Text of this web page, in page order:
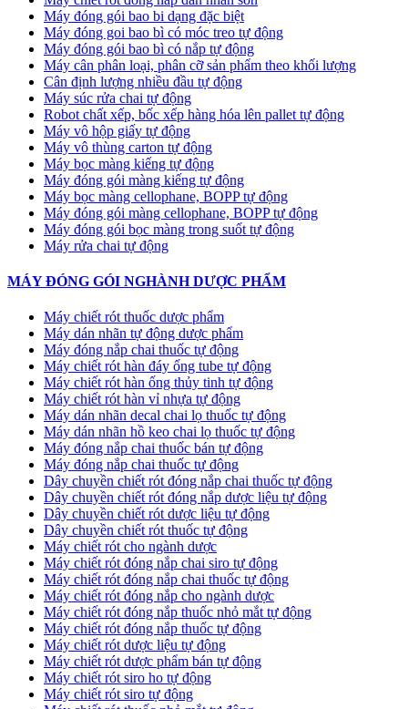
Máy đóng gói bao bi dạng đặc biệt
Máy đóng goi bao bì có móc treo tự động
Máy đóng gói bao bì có nắp tự động
Máy cân phân loại, phân cỡ sản phẩm theo khối lượng
Cân định lượng nhiều đầu tự động
Máy súc rửa chai tự động
Robot chất xếp, bốc xếp hàng hóa lên pallet tự động
Máy vô hộp giấy tự động
Máy vô thùng carton tự động
Máy bọc màng kiếng tự động
Máy đóng gói màng kiếng tự động
Máy bọc màng cellophane, BOPP tự động
Máy đóng gói màng cellophane, BOPP tự động
Máy đóng gói bọc màng trong suốt tự động
Máy rửa chai tự động
MÁY ĐÓNG GÓI NGHÀNH DƯỢC PHẨM
Máy chiết rót thuốc dược phẩm
Máy dán nhãn tự động dược phẩm
Máy đóng nắp chai thuốc tự động
Máy chiết rót hàn đáy ống tube tự động
Máy chiết rót hàn ống thủy tinh tự động
Máy chiết rót hàn vỉ nhựa tự động
​Máy dán nhãn decal chai lọ thuốc tự động
Máy dán nhãn hồ keo chai lọ thuốc tự động
Máy đóng nắp chai thuốc bán tự động
Máy đóng nắp chai thuốc tự động
Dây chuyền chiết rót đóng nắp chai thuốc tự động
​Dây chuyền chiết rót đóng nắp dược liệu tự động
Dây chuyền chiết rót dược liệu tự động
​Dây chuyền chiết rót thuốc tự động
Máy chiết rót cho ngành dược
​Máy chiết rót đóng nắp chai siro tự động
​Máy chiết rót đóng nắp chai thuốc tự động
​Máy chiết rót đóng nắp cho ngành dược
​Máy chiết rót đóng nắp thuốc nhỏ mắt tự động
​Máy chiết rót đóng nắp thuốc tự động
​Máy chiết rót dược liệu tự động
Máy chiết rót dược phẩm bán tự động
​Máy chiết rót siro ho tự động
​Máy chiết rót siro tự động